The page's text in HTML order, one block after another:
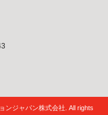
ンジャパン株式会社. All rights